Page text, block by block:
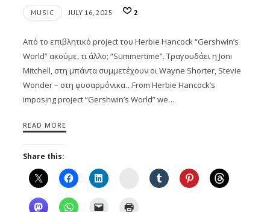
MUSIC JULY 16, 2025 2
Από το επιβλητικό project του Herbie Hancock “Gershwin’s
World” ακούμε, τι άλλο; “Summertime”. Τραγουδάει η Joni
Mitchell, στη μπάντα συμμετέχουν οι Wayne Shorter, Stevie
Wonder – στη φυσαρμόνικα…From Herbie Hancock’s
imposing project “Gershwin’s World” we…
READ MORE
Share this:
Instagram